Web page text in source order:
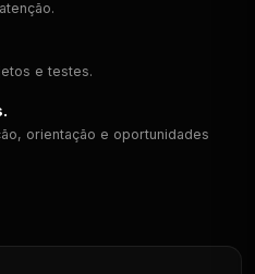
e testes.
orientação e oportunidades